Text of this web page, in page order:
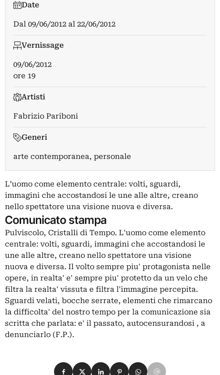
Date
Dal 09/06/2012 al 22/06/2012
Vernissage
09/06/2012
ore 19
Artisti
Fabrizio Pariboni
Generi
arte contemporanea, personale
L’uomo come elemento centrale: volti, sguardi,
immagini che accostandosi le une alle altre, creano
nello spettatore una visione nuova e diversa.
Comunicato stampa
Pulviscolo, Cristalli di Tempo. L'uomo come elemento
centrale: volti, sguardi, immagini che accostandosi le
une alle altre, creano nello spettatore una visione
nuova e diversa. Il volto sempre piu' protagonista nelle
opere, in realta' e' sempre piu' protetto da un velo che
filtra la realta' vissuta e filtra l'immagine percepita.
Sguardi velati, bocche serrate, elementi che rimarcano
la difficolta' del nostro tempo per la comunicazione sia
scritta che parlata: e' il passato, autocensurandosi , a
denunciarlo (F.P.).
Condividi su Facebook
Condividi su X
Condividi su LinkedIn
Condividi su Pinterest
Condividi su WhatsApp
Condividi su Email